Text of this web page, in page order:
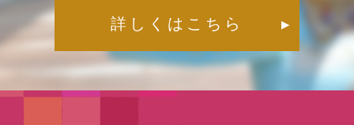
詳しくはこちら ▶︎